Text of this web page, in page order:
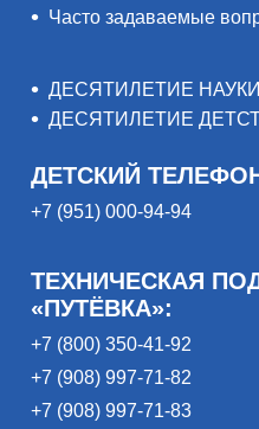
Часто задаваемые
ДЕСЯТИЛЕТИЕ
ДЕСЯТИЛЕТИЕ
ДЕТСКИЙ
+7 (951) 000-94-94
ТЕХНИЧЕСКАЯ
«ПУТЁВКА»:
+7 (800) 350-41-92
+7 (908) 997-71-82
+7 (908) 997-71-83